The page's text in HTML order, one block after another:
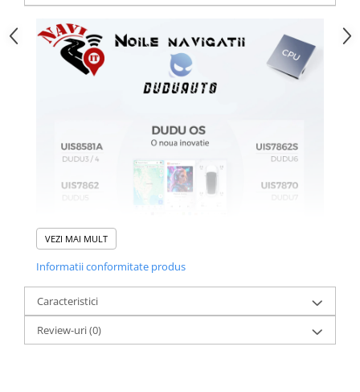
VEZI MAI MULT
Informatii conformitate produs
Caracteristici
Review-uri(0)